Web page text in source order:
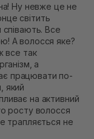
Ну невже це не
світить
співають. Все
А волосся яке?
все так
а
працювати по-
який
на активний
росту волосся
трапляється не